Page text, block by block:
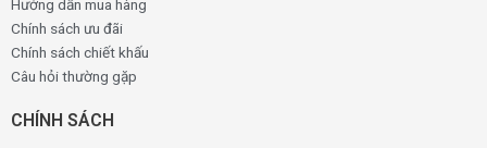
Hướng dẫn mua hàng
Chính sách ưu đãi
Chính sách chiết khấu
Câu hỏi thường gặp
CHÍNH SÁCH